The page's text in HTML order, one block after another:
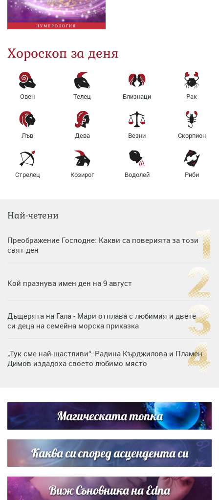
НУМЕРОЛОГИЯ
Хороскоп за деня
Овен Телец Близнаци Рак
Лъв Дева Везни Скорпион
Стрелец Козирог Водолей Риби
Най-четени
Преображение Господне: Какви са поверията за този
свят ден
Кой празнува имен ден на 9 август
Дъщерята на Гала - Мари отплава с любимия и двете
си деца на семейна морска приказка
„Тук сме най-щастливи“: Радина Кърджилова и Пламен
Димов издадоха своето любимо място
кадри с Башар Рахал и малкия им син
Дъщерята на Тодор Батков вдигна сватба, Стоичков и
Братя Аргирови я изненадаха с песен
Магическата топка
Каква си според асцендента си
Виж Съновника на Edna